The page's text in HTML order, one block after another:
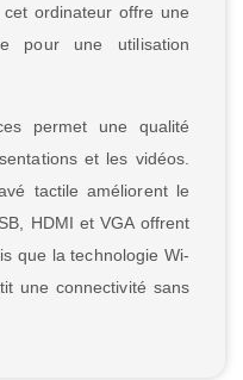
ordinateur offre une
pour une utilisation
permet une qualité
et les vidéos.
tactile améliorent le
HDMI et VGA offrent
que la technologie Wi-
une connectivité sans